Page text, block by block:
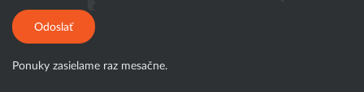
Odoslať
Ponuky zasielame raz mesačne.